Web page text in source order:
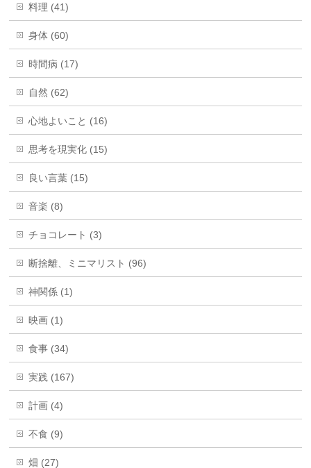
料理 (41)
身体 (60)
時間病 (17)
自然 (62)
心地よいこと (16)
思考を現実化 (15)
良い言葉 (15)
音楽 (8)
チョコレート (3)
断捨離、ミニマリスト (96)
神関係 (1)
映画 (1)
食事 (34)
実践 (167)
計画 (4)
不食 (9)
畑 (27)